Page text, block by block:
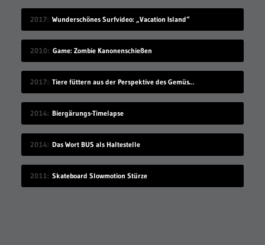
2017 Wunderschönes Surfvideo: „Vacation Island“
2010 Game: Zombie Kanonenschießen
2017 Tiere füttern aus der Perspektive des Gemüses
2014 Biergärungs-Timelapse
2014 Das Wort BUS als Haltestelle
2011 Skateboard Slowmotion Stürze